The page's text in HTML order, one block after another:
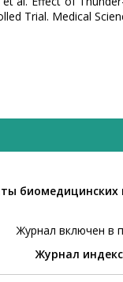
Trial. Medical
биомедицинских
Журнал включен в
Журнал